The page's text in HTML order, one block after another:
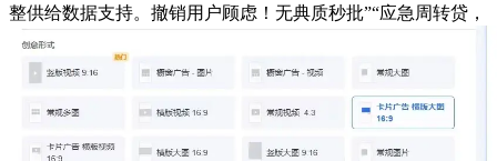
整供给数据支持。撤销用户顾虑！无典质秒批”“应急周转贷，